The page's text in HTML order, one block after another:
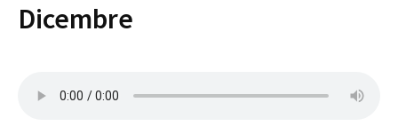
Dicembre